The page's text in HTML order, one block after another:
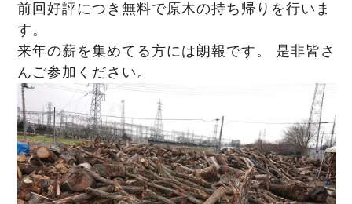
前回好評につき無料で原木の持ち帰りを行いま
す。
来年の薪を集めてる方には朗報です。 是非皆さ
んご参加ください。